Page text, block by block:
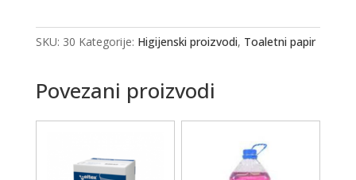
SKU: 30 Kategorije: Higijenski proizvodi, Toaletni papir
Povezani proizvodi